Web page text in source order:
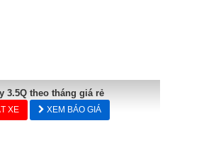
3.5Q theo tháng giá rẻ
XE XEM BÁO GIÁ